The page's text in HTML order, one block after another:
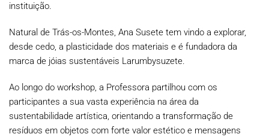
instituição.
Natural de Trás-os-Montes, Ana Susete tem vindo a explorar,
desde cedo, a plasticidade dos materiais e é fundadora da
marca de jóias sustentáveis Larumbysuzete.
Ao longo do workshop, a Professora partilhou com os
participantes a sua vasta experiência na área da
sustentabilidade artística, orientando a transformação de
resíduos em objetos com forte valor estético e mensagens